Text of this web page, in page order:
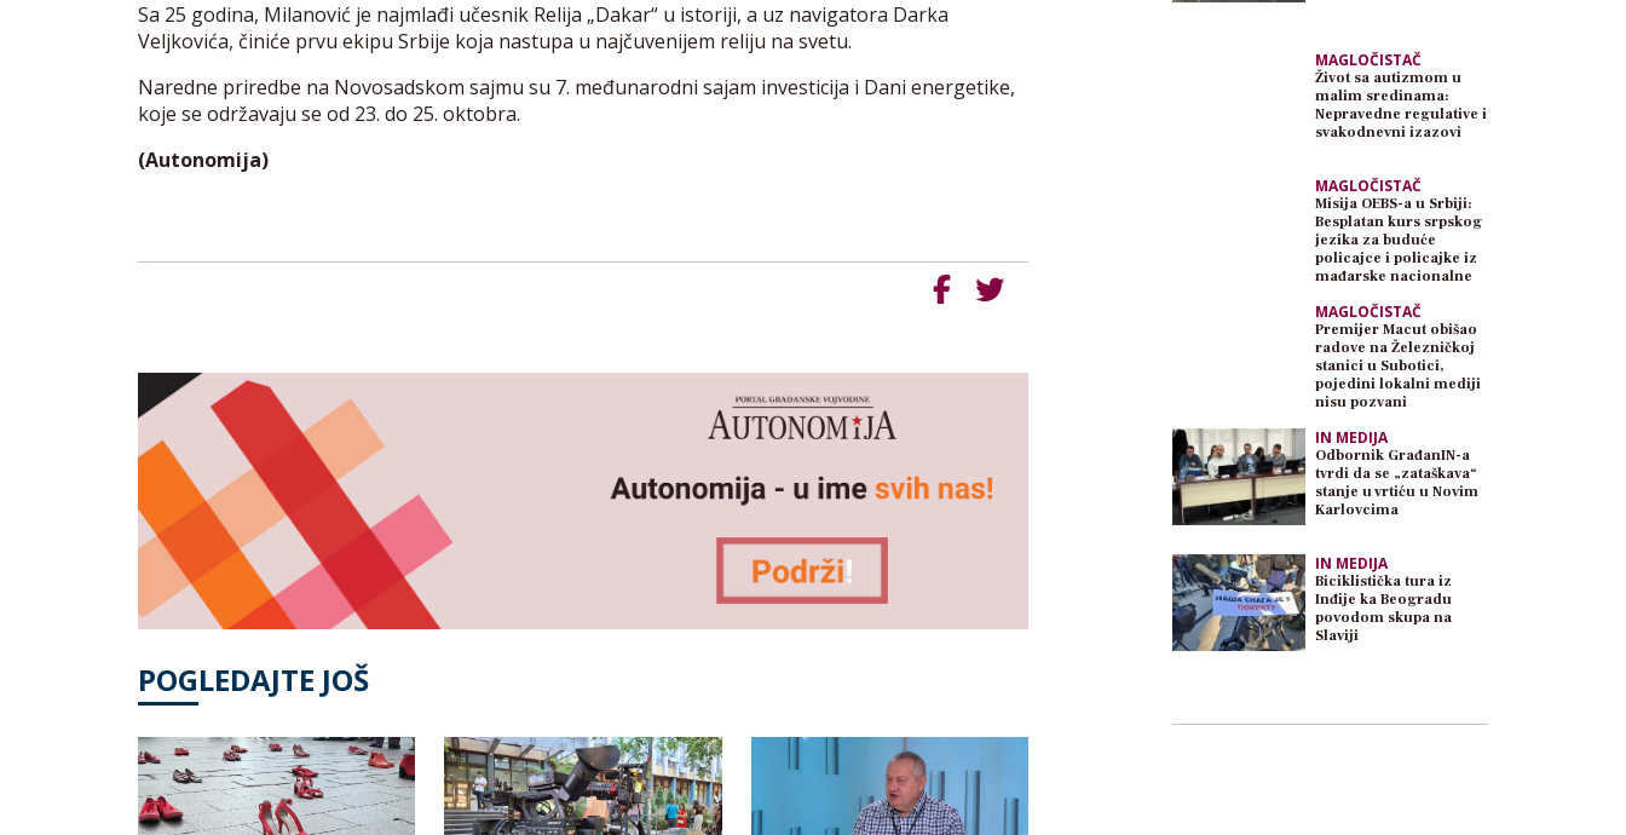
Sa 25 godina, Milanović je najmlađi učesnik Relija „Dakar“ u istoriji, a uz navigatora Darka
Veljkovića, činiće prvu ekipu Srbije koja nastupa u najčuvenijem reliju na svetu.
Naredne priredbe na Novosadskom sajmu su 7. međunarodni sajam investicija i Dani energetike,
koje se održavaju se od 23. do 25. oktobra.
(Autonomija)
POGLEDAJTE JOŠ
MAGLOČISTAČ
Život sa autizmom u
malim sredinama:
Nepravedne regulative i
svakodnevni izazovi
MAGLOČISTAČ
Misija OEBS-a u Srbiji:
Besplatan kurs srpskog
jezika za buduće
policajce i policajke iz
mađarske nacionalne
MAGLOČISTAČ
Premijer Macut obišao
radove na Železničkoj
stanici u Subotici,
pojedini lokalni mediji
nisu pozvani
IN MEDIJA
Odbornik GrađanIN-a
tvrdi da se „zataškava“
stanje u vrtiću u Novim
Karlovcima
IN MEDIJA
Biciklistička tura iz
Inđije ka Beogradu
povodom skupa na
Slaviji